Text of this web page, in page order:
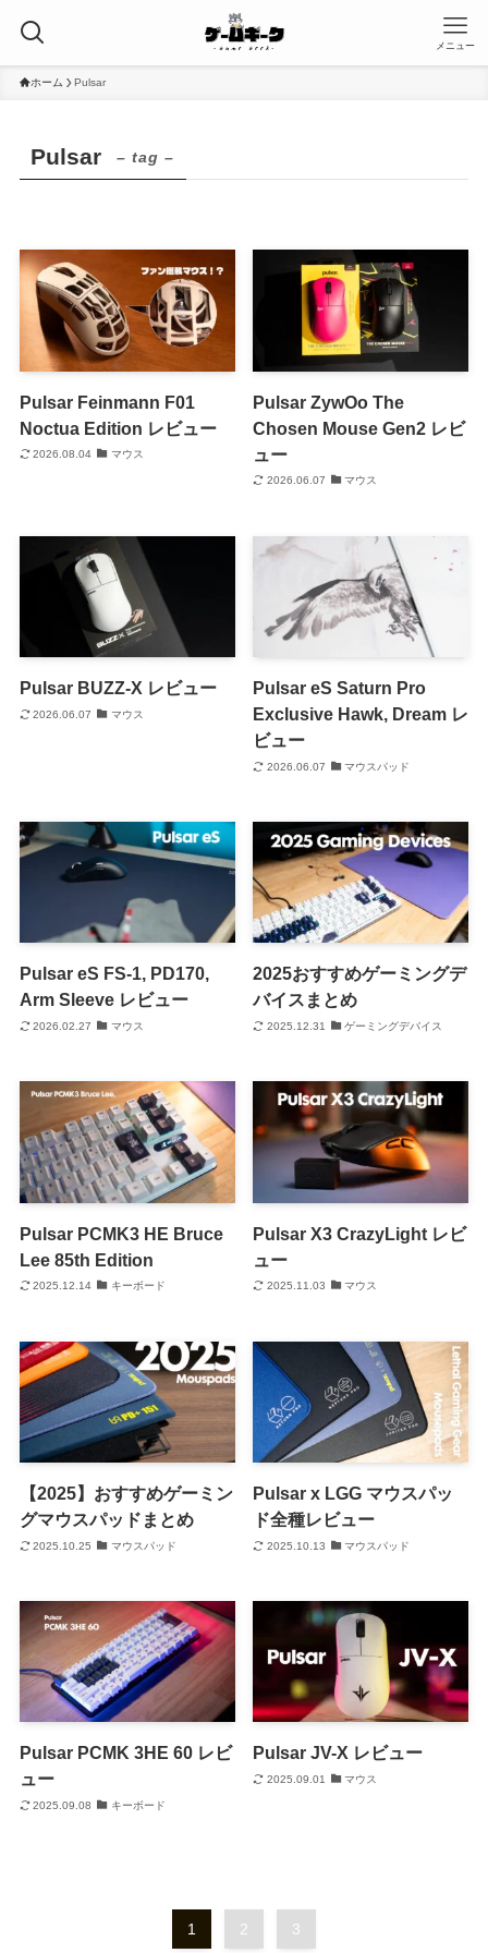
メニュー
ホーム Pulsar
Pulsar – tag –
Pulsar Feinmann F01
Noctua Edition レビュー
2026.08.04 マウス
Pulsar ZywOo The
Chosen Mouse Gen2 レビ
ュー
2026.06.07 マウス
Pulsar BUZZ-X レビュー
2026.06.07 マウス
Pulsar eS Saturn Pro
Exclusive Hawk, Dream レ
ビュー
2026.06.07 マウスパッド
Pulsar eS FS-1, PD170,
Arm Sleeve レビュー
2026.02.27 マウス
2025おすすめゲーミングデ
バイスまとめ
2025.12.31 ゲーミングデバイス
Pulsar PCMK3 HE Bruce
Lee 85th Edition
2025.12.14 キーボード
Pulsar X3 CrazyLight レビ
ュー
2025.11.03 マウス
【2025】おすすめゲーミン
グマウスパッドまとめ
2025.10.25 マウスパッド
Pulsar x LGG マウスパッ
ド全種レビュー
2025.10.13 マウスパッド
Pulsar PCMK 3HE 60 レビ
ュー
2025.09.08 キーボード
Pulsar JV-X レビュー
2025.09.01 マウス
1 2 3